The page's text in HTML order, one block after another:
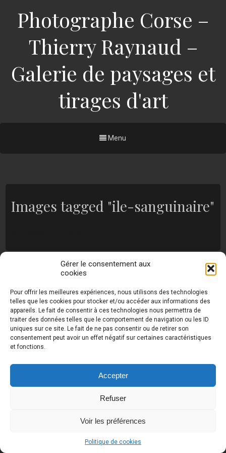
Gérer le consentement aux
cookies
Pour offrir les meilleures expériences, nous utilisons des technologies
telles que les cookies pour stocker et/ou accéder aux informations des
appareils. Le fait de consentir à ces technologies nous permettra de
traiter des données telles que le comportement de navigation ou les ID
uniques sur ce site. Le fait de ne pas consentir ou de retirer son
consentement peut avoir un effet négatif sur certaines caractéristiques
et fonctions.
Accepter
Refuser
Voir les préférences
Politique de cookies
Photographe Corse –
Thierry Raynaud –
Galerie de paysages et
tirages d'art
Menu
Images tagged "ile-sanguinaire"
Photos de Thierry Raynaud - portraits shootings
et Paysages de Corse - Ajaccio www.thierry-
raynaud.com ©Toutes les photos de ce site sont
la propriété de l'auteur et sont protégées par le
Code de la Propriété Intellectuelle (CPI)